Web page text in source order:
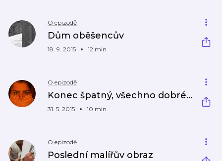
O epizodě
Dům oběšencův
18. 9. 2015 12 min
O epizodě
Konec špatný, všechno dobré...
31. 5. 2015 10 min
O epizodě
Poslední malířův obraz